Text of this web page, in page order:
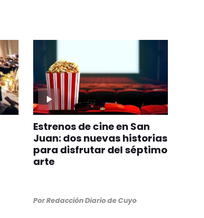
Estrenos de cine en San
Juan: dos nuevas historias
para disfrutar del séptimo
arte
PorRedacción Diario de Cuyo